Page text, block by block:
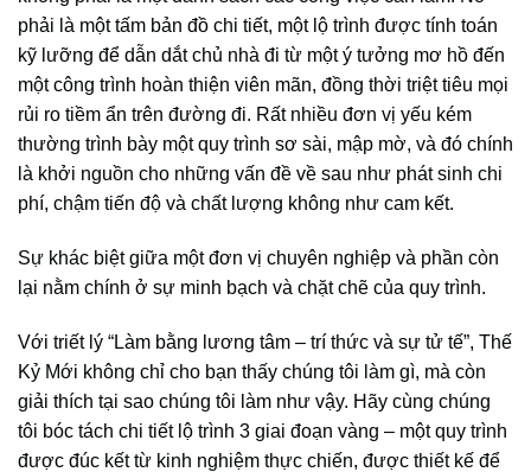
phải là một tấm bản đồ chi tiết, một lộ trình được tính toán
kỹ lưỡng để dẫn dắt chủ nhà đi từ một ý tưởng mơ hồ đến
một công trình hoàn thiện viên mãn, đồng thời triệt tiêu mọi
rủi ro tiềm ẩn trên đường đi. Rất nhiều đơn vị yếu kém
thường trình bày một quy trình sơ sài, mập mờ, và đó chính
là khởi nguồn cho những vấn đề về sau như phát sinh chi
phí, chậm tiến độ và chất lượng không như cam kết.
Sự khác biệt giữa một đơn vị chuyên nghiệp và phần còn
lại nằm chính ở sự minh bạch và chặt chẽ của quy trình.
Với triết lý “Làm bằng lương tâm – trí thức và sự tử tế”, Thế
Kỷ Mới không chỉ cho bạn thấy chúng tôi làm gì, mà còn
giải thích tại sao chúng tôi làm như vậy. Hãy cùng chúng
tôi bóc tách chi tiết lộ trình 3 giai đoạn vàng – một quy trình
được đúc kết từ kinh nghiệm thực chiến, được thiết kế để